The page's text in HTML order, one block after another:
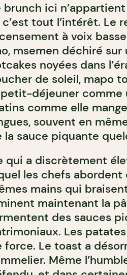
brunch ici
tout l’intérêt. Le
à voix
msemen déchiré
noyées dans
de soleil, mapo
déjeuner comme
comme elle
souvent en
la sauce piquante
qui a discrètement
les chefs abordent
mains qui
maintenant la
des sauces
Les
force. Le toast a
Même